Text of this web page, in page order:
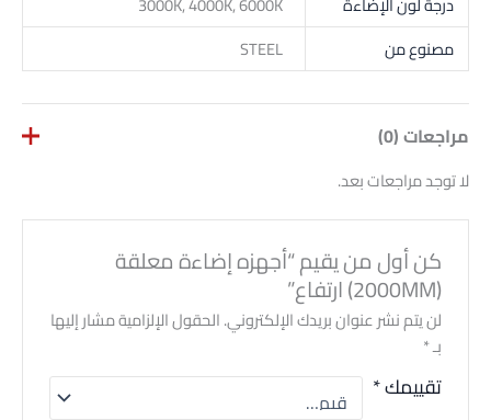
مصنوع من
STEEL
مراجعات (0)
لا توجد مراجعات بعد.
كن أول من يقيم “أجهزه إضاءة معلقة
(2000MM) ارتفاع”
لن يتم نشر عنوان بريدك الإلكتروني.الحقول الإلزامية مشار إليها
بـ*
تقييمك*